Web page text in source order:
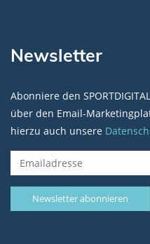
Newsletter
Abonniere den
über den Email-
hierzu auch unsere